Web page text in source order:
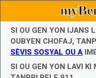
SI OU GEN YON IJANS
OUBYEN CHOFAJ,
SÈVIS SOSYAL OU A
SI OU GEN YON LAVI KI